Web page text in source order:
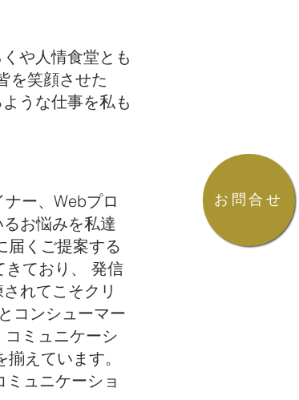
お問合せ
や人情食堂とも
を笑顔させた
うな仕事を私も
ー、Webプロ
お悩みを私達
届くご提案する
きており、 発信
れてこそクリ
コンシューマー
ミュニケーシ
えています。
ミュニケーショ